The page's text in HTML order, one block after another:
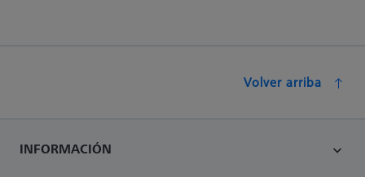
Volver arriba
INFORMACIÓN